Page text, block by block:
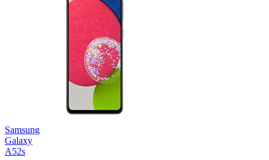
Samsung
Galaxy
A52s